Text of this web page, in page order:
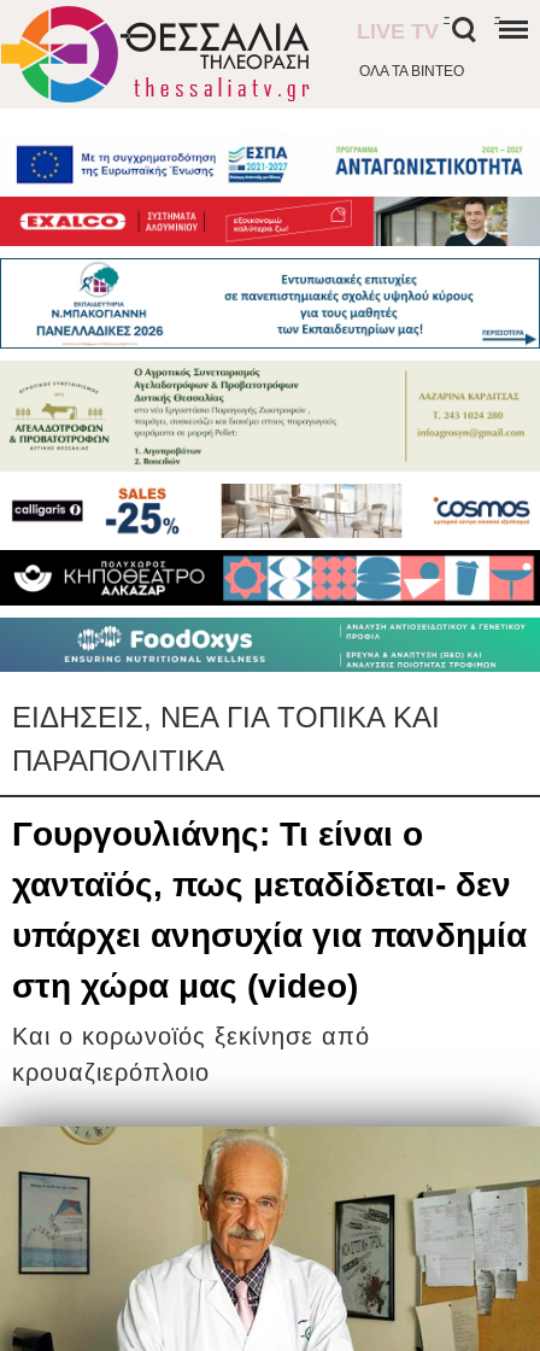
ΟΛΑ ΤΑ ΒΙΝΤΕΟ
LIVE TV
- -
ΕΙΔΗΣΕΙΣ, ΝΕΑ ΓΙΑ ΤΟΠΙΚΑ ΚΑΙ
ΠΑΡΑΠΟΛΙΤΙΚΑ
Γουργουλιάνης: Τι είναι ο
χανταϊός, πως μεταδίδεται- δεν
υπάρχει ανησυχία για πανδημία
στη χώρα μας (video)
Και ο κορωνοϊός ξεκίνησε από
κρουαζιερόπλοιο